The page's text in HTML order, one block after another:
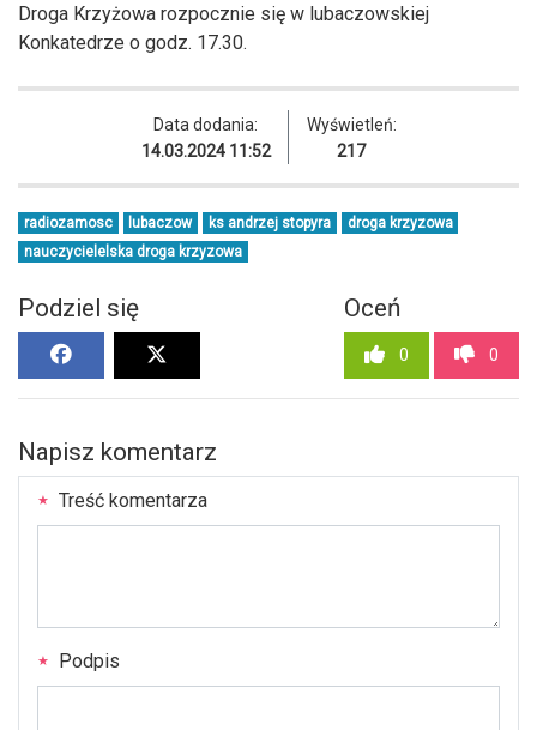
Droga Krzyżowa rozpocznie się w lubaczowskiej
Konkatedrze o godz. 17.30.
Data dodania:
14.03.2024 11:52
Wyświetleń:
217
radiozamosc lubaczow ks andrzej stopyra
droga krzyzowa
nauczycielelska droga krzyzowa
Podziel się Oceń
0 0
Napisz komentarz
Treść komentarza
Podpis